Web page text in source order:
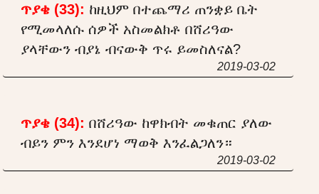
ጥያቄ (33): ከዚህም በተጨማሪ ጠንቋይ ቤት
የሚመላለሱ ሰዎች አስመልክቶ በሸሪዓው
ያላቸውን ብያኔ ብናውቅ ጥሩ ይመስለናል?
2019-03-02
ጥያቄ (34): በሸሪዓው ከዋክብት መቁጠር ያለው
ብይን ምን እንደሆነ ማወቅ እንፈልጋለን።
2019-03-02